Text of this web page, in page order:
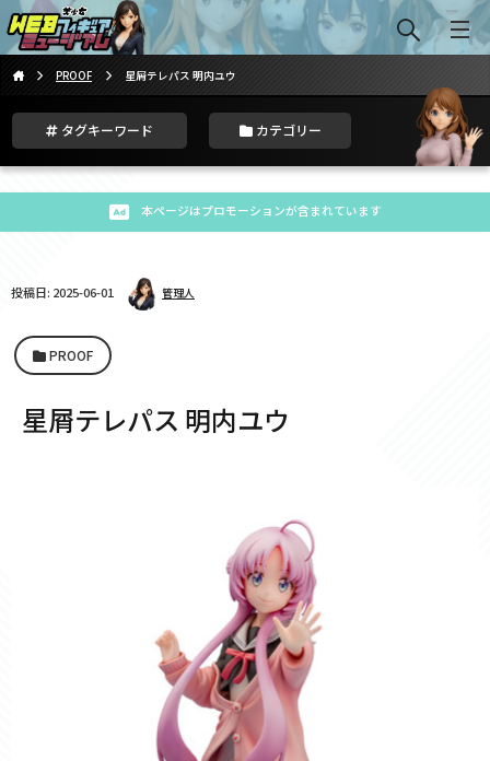
PROOF 星屑テレパス 明内ユウ
タグキーワード カテゴリー
本ページはプロモーションが含まれています
投稿日: 2025-06-01 管理人
PROOF
星屑テレパス 明内ユウ